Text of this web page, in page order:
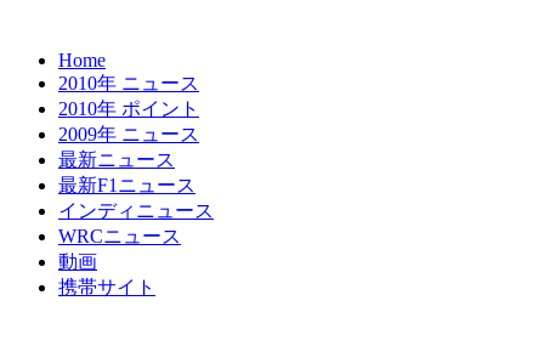
Home
2010年 ニュース
2010年 ポイント
2009年 ニュース
最新ニュース
最新F1ニュース
インディニュース
WRCニュース
動画
携帯サイト